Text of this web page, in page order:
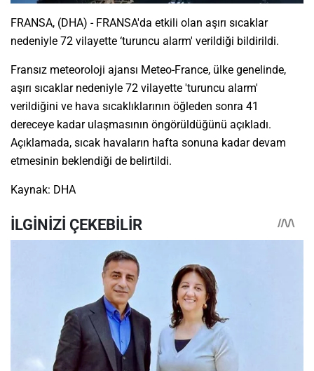
FRANSA, (DHA) - FRANSA'da etkili olan aşırı sıcaklar
nedeniyle 72 vilayette ‘turuncu alarm' verildiği bildirildi.
Fransız meteoroloji ajansı Meteo-France, ülke genelinde,
aşırı sıcaklar nedeniyle 72 vilayette 'turuncu alarm'
verildiğini ve hava sıcaklıklarının öğleden sonra 41
dereceye kadar ulaşmasının öngörüldüğünü açıkladı.
Açıklamada, sıcak havaların hafta sonuna kadar devam
etmesinin beklendiği de belirtildi.
Kaynak: DHA